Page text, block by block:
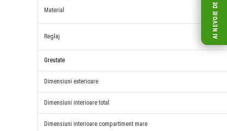
Material
Reglaj
Greutate
Dimensiuni exterioare
Dimensiuni interioare total
Dimensiuni interioare compartiment mare